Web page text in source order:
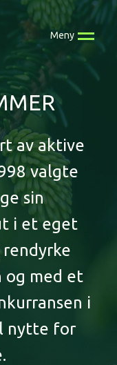
Meny
av aktive
valgte
sin
i et eget
og med et
i
nytte for